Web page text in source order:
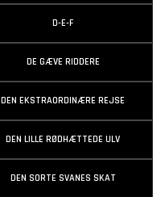
D-E-F
DE GÆVE RIDDERE
DEN EKSTRAORDINÆRE REJSE
DEN LILLE RØDHÆTTEDE ULV
DEN SORTE SVANES SKAT